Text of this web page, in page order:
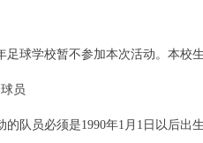
球学校暂不参加本次活动。本校
员
队员必须是1990年1月1日以后出